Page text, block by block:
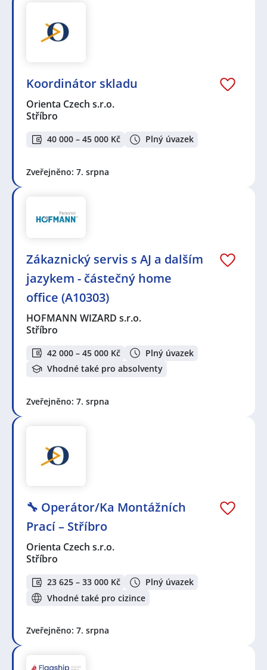
Koordinátor skladu
Orienta Czech s.r.o.
Stříbro
40 000 – 45 000 Kč Plný úvazek
Zveřejněno: 7. srpna
Zákaznický servis s AJ a dalším
jazykem - částečný home
office (A10303)
HOFMANN WIZARD s.r.o.
Stříbro
42 000 – 45 000 Kč
Plný úvazek
Vhodné také pro absolventy
Zveřejněno: 7. srpna
🔧 Operátor/Ka Montážních
Prací – Stříbro
Orienta Czech s.r.o.
Stříbro
23 625 – 33 000 Kč
Plný úvazek
Vhodné také pro cizince
Zveřejněno: 7. srpna